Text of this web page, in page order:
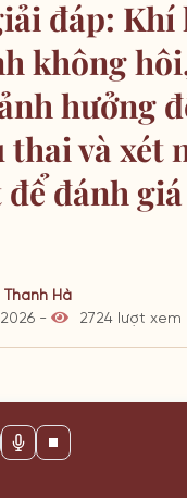
đáp: Khí
không
hưởng
thai và xét
đánh
Hà
-
2724 lượt xem